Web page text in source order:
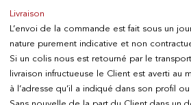
NOS MAGASINS
Genève
Livraison
L’envoi de la commande est fait sous un
nature purement indicative et non
Si un colis nous est retourné par le
livraison infructueuse le Client est averti au
à l’adresse qu’il a indiqué dans son profil